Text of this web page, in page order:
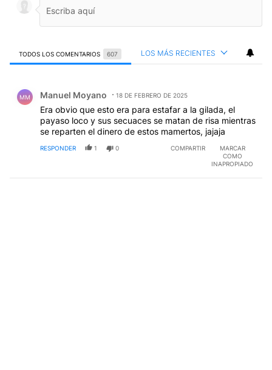
TODOS LOS COMENTARIOS 607 LOS MÁS RECIENTES
MM Manuel Moyano 18 DE FEBRERO DE 2025
Era obvio que esto era para estafar a la gilada, el
payaso loco y sus secuaces se matan de risa mientras
se reparten el dinero de estos mamertos, jajaja
RESPONDER 1 0 COMPARTIR
MARCAR
COMO
INAPROPIADO